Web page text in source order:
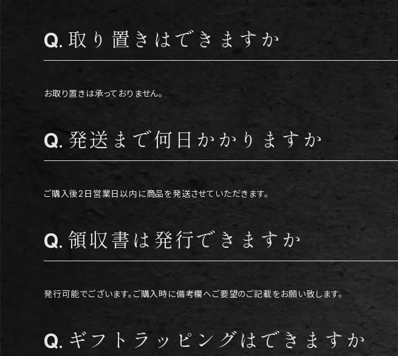
取り置きはできますか
お取り置きは承っておりません。
発送まで何日かかりますか
ご購入後2日営業日以内に商品を発送させていただきます。
領収書は発行できますか
発行可能でございます。ご購入時に備考欄へご要望のご記載をお願い致します。
ギフトラッピングはできますか